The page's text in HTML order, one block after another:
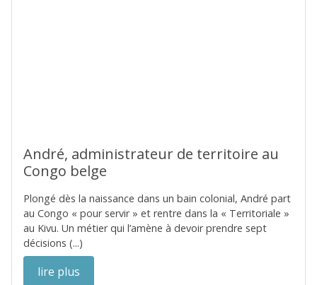
André, administrateur de territoire au
Congo belge
Plongé dès la naissance dans un bain colonial, André part
au Congo « pour servir » et rentre dans la « Territoriale »
au Kivu. Un métier qui l’amène à devoir prendre sept
décisions (...)
lire plus